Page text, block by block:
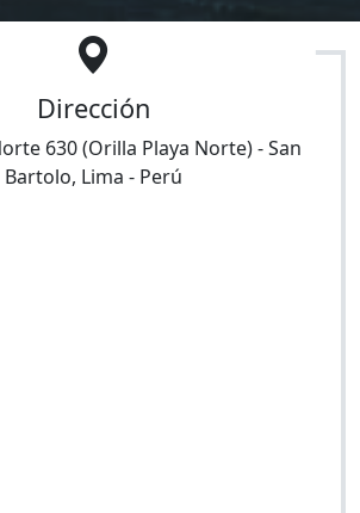
Dirección
630 (Orilla Playa Norte)-San
Bartolo, Lima - Perú